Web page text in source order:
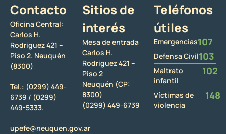
Contacto
Oficina Central:
Carlos H.
Rodriguez 421 –
Piso 2. Neuquén
(8300)
Tel.: (0299) 449-
6739 / (0299)
449-5333.
upefe@neuquen.gov.ar
Sitios de
interés
Mesa de entrada
Carlos H.
Rodriguez 421 –
Piso 2
Neuquén (CP:
8300)
(0299) 449-6739
Teléfonos
útiles
Emergencias107
Defensa Civil103
Maltrato
infantil
102
Víctimas de
violencia
148